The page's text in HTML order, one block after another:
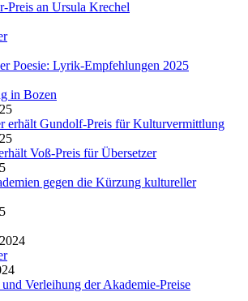
Preis an Ursula Krechel
Poesie: Lyrik-Empfehlungen 2025
in Bozen
erhält Gundolf-Preis für Kulturvermittlung
Voß-Preis für Übersetzer
gegen die Kürzung kultureller
Verleihung der Akademie-Preise